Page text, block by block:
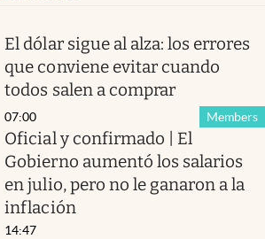
El dólar sigue al alza: los errores
que conviene evitar cuando
todos salen a comprar
Members
07:00
Oficial y confirmado | El
Gobierno aumentó los salarios
en julio, pero no le ganaron a la
inflación
14:47